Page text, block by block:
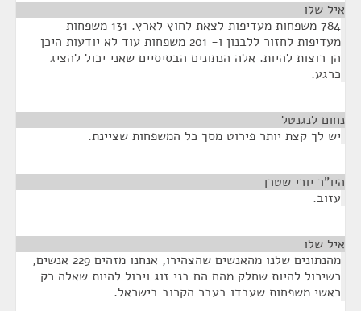
איל שלו
784 משפחות מעדיפות לצאת לחוץ לארץ. 131 משפחות
מעדיפות לחזור ללבנון ו- 201 משפחות עוד לא יודעות היכן
הן רוצות להיות. אלה הנתונים הבסיסיים שאני יכול להציג
כרגע.
נחום לנגנטל
יש לך קצת יותר פירוט מסך כל המשפחות שציינת.
היו"ר יורי שטרן
עזוב.
איל שלו
מהנתונים שלנו מהאנשים שהצהירו, אנחנו מזהים 229 אנשים,
כשיכול להיות שחלק מהם הם בני זוג ויכול להיות שאלה רק
ראשי משפחות שעבדו בעבר הקרוב בישראל.